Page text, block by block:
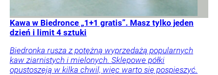
Kawa w Biedronce „1+1 gratis”. Masz tylko jeden
dzień i limit 4 sztuki
Biedronka rusza z potężną wyprzedażą popularnych
kaw ziarnistych i mielonych. Sklepowe półki
opustoszeją w kilka chwil, więc warto się pospieszyć.